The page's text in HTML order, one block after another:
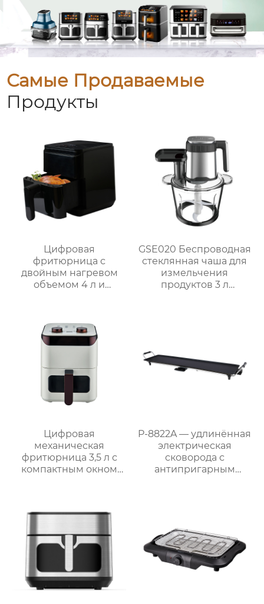
Самые Продаваемые
Продукты
Цифровая
фритюрница с
двойным нагревом
объемом 4 л и
стали | GSE030
GSE020 Беспроводная
стеклянная чаша для
измельчения
продуктов 3 л
Цифровая
механическая
фритюрница 3,5 л с
компактным окном
P-8822A — удлинённая
электрическая
сковорода с
антипригарным